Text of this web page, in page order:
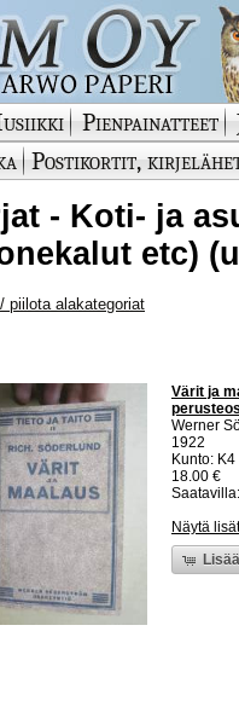
Pienpainatteet
Postikortit,
- Koti- ja
etc)
piilota alakategoriat
Värit ja
Werner
1922
Kunto:
18.00 €
Näytä